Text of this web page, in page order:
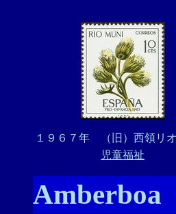
１９６７年 （旧）西領リ
児童福祉